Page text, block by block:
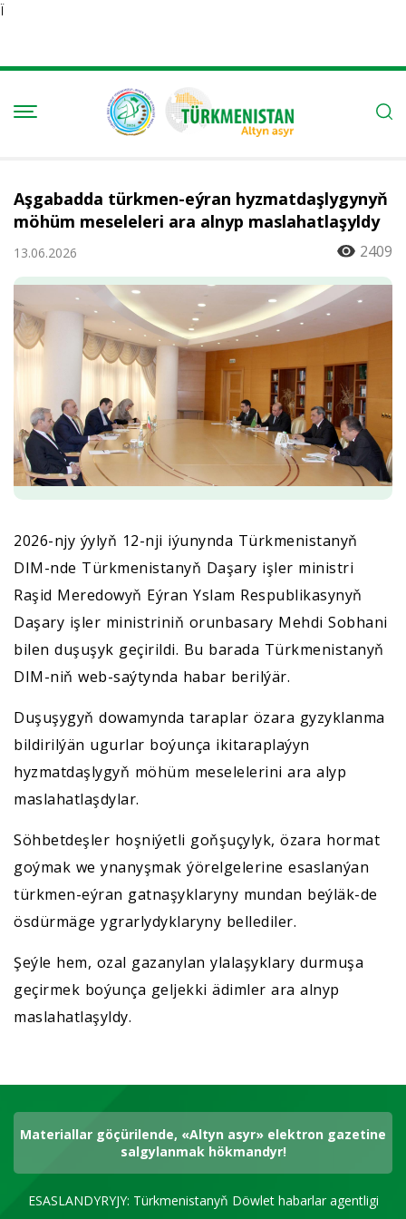
Ï
Aşgabadda türkmen-eýran hyzmatdaşlygynyň
möhüm meseleleri ara alnyp maslahatlaşyldy
13.06.2026 2409
2026-njy ýylyň 12-nji iýunynda Türkmenistanyň
DIM-nde Türkmenistanyň Daşary işler ministri
Raşid Meredowyň Eýran Yslam Respublikasynyň
Daşary işler ministriniň orunbasary Mehdi Sobhani
bilen duşuşyk geçirildi. Bu barada Türkmenistanyň
DIM-niň web-saýtynda habar berilýär.
Duşuşygyň dowamynda taraplar özara gyzyklanma
bildirilýän ugurlar boýunça ikitaraplaýyn
hyzmatdaşlygyň möhüm meselelerini ara alyp
maslahatlaşdylar.
Söhbetdeşler hoşniýetli goňşuçylyk, özara hormat
goýmak we ynanyşmak ýörelgelerine esaslanýan
türkmen-eýran gatnaşyklaryny mundan beýläk-de
ösdürmäge ygrarlydyklaryny bellediler.
Şeýle hem, ozal gazanylan ylalaşyklary durmuşa
geçirmek boýunça geljekki ädimler ara alnyp
maslahatlaşyldy.
Materiallar göçürilende, «Altyn asyr» elektron gazetine
salgylanmak hökmandyr!
ESASLANDYRYJY: Türkmenistanyň Döwlet habarlar agentligi